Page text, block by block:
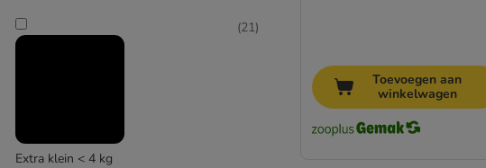
Extra klein < 4 kg
(21)
Toevoegen aan
winkelwagen